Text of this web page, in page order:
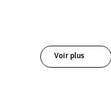
Voir plus